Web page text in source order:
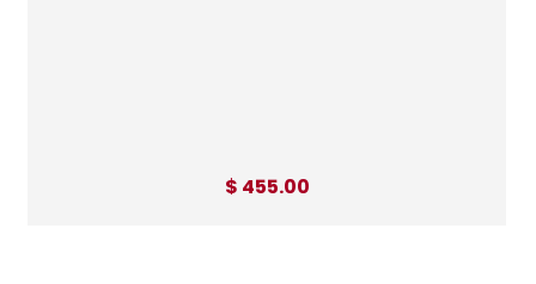
$ 455.00